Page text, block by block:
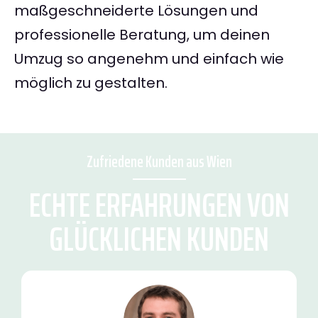
maßgeschneiderte Lösungen und
professionelle Beratung, um deinen
Umzug so angenehm und einfach wie
möglich zu gestalten.
Zufriedene Kunden aus Wien
ECHTE ERFAHRUNGEN VON
GLÜCKLICHEN KUNDEN